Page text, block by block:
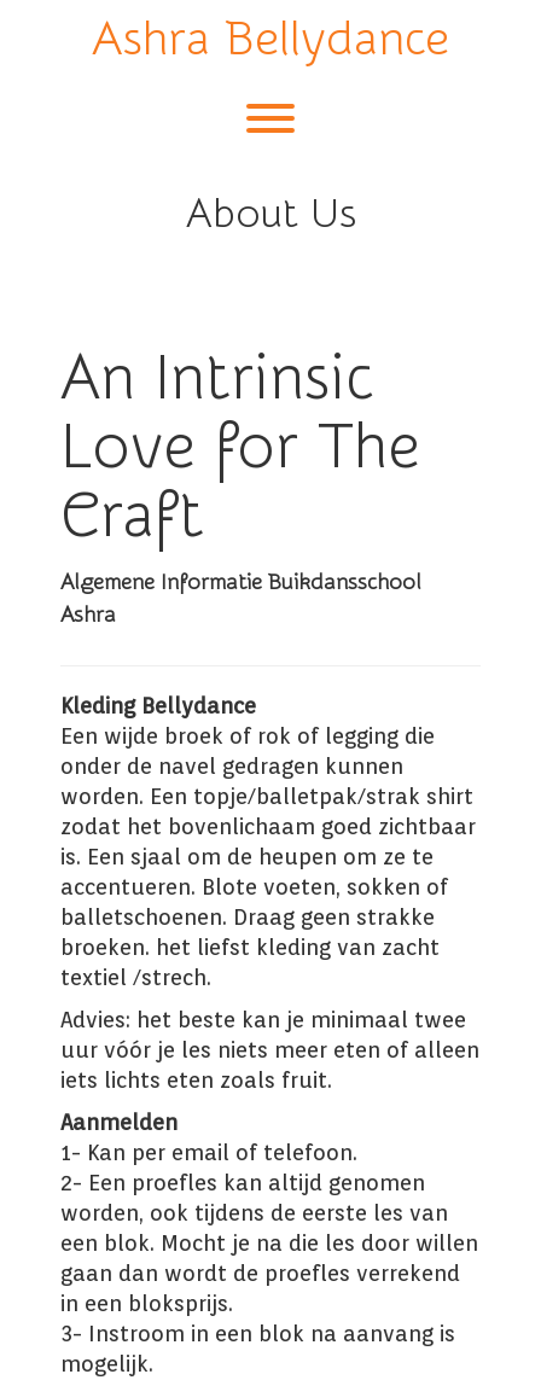
Ashra Bellydance
Toggle menu visibility.
About Us
An Intrinsic
Love for The
Craft
Algemene Informatie Buikdansschool
Ashra
Kleding Bellydance
Een wijde broek of rok of legging die
onder de navel gedragen kunnen
worden. Een topje/balletpak/strak shirt
zodat het bovenlichaam goed zichtbaar
is. Een sjaal om de heupen om ze te
accentueren. Blote voeten, sokken of
balletschoenen. Draag geen strakke
broeken. het liefst kleding van zacht
textiel /strech.
Advies: het beste kan je minimaal twee
uur vóór je les niets meer eten of alleen
iets lichts eten zoals fruit.
Aanmelden
1- Kan per email of telefoon.
2- Een proefles kan altijd genomen
worden, ook tijdens de eerste les van
een blok. Mocht je na die les door willen
gaan dan wordt de proefles verrekend
in een bloksprijs.
3- Instroom in een blok na aanvang is
mogelijk.